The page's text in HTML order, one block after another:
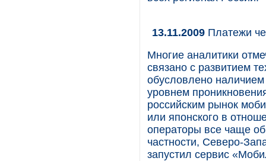
13.11.2009 Платежи
Многие аналитики
связано с развитием
обусловлено
уровнем
российским рынок
или японского в
операторы все чаще
частности, Северо-
запустил сервис